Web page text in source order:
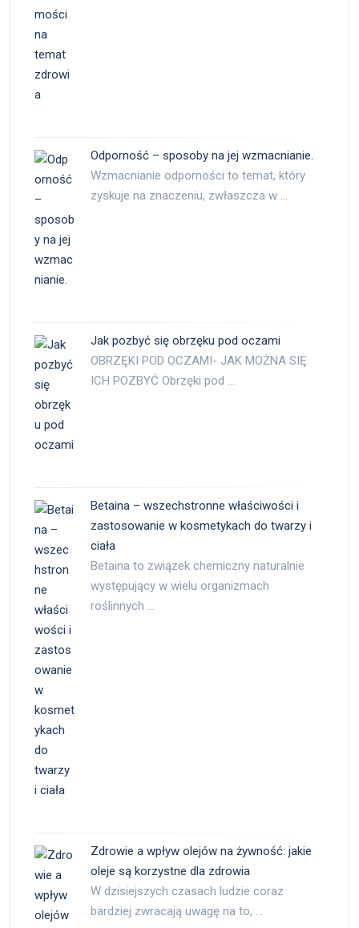
Odporność – sposoby na jej wzmacnianie.
Wzmacnianie odporności to temat, który
zyskuje na znaczeniu, zwłaszcza w …
Jak pozbyć się obrzęku pod oczami
OBRZĘKI POD OCZAMI- JAK MOŻNA SIĘ
ICH POZBYĆ Obrzęki pod …
Betaina – wszechstronne właściwości i
zastosowanie w kosmetykach do twarzy i
ciała
Betaina to związek chemiczny naturalnie
występujący w wielu organizmach
roślinnych …
Zdrowie a wpływ olejów na żywność: jakie
oleje są korzystne dla zdrowia
W dzisiejszych czasach ludzie coraz
bardziej zwracają uwagę na to, …